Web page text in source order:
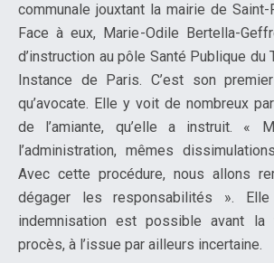
communale jouxtant la mairie de
Face à eux, Marie-Odile Bertella-
d’instruction au pôle Santé Publique du
Instance de Paris. C’est son
qu’avocate. Elle y voit de nombreux
de l’amiante, qu’elle a instruit. «
l’administration, mêmes
Avec cette procédure, nous allons
dégager les responsabilités ». Elle
indemnisation est possible avant la
procès, à l’issue par ailleurs incertaine.